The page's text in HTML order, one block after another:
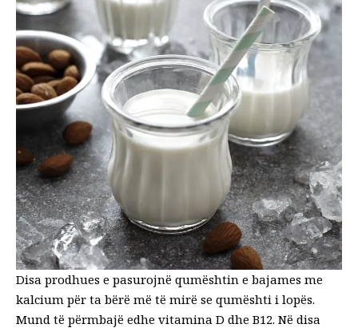
Disa prodhues e pasurojnë qumështin e bajames me
kalcium për ta bërë më të mirë se qumështi i lopës.
Mund të përmbajë edhe vitamina D dhe B12. Në disa